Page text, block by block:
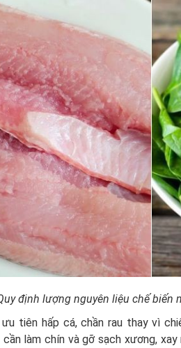
định lượng nguyên liệu chế biến
tiên hấp cá, chần rau thay vì
làm chín và gỡ sạch xương,